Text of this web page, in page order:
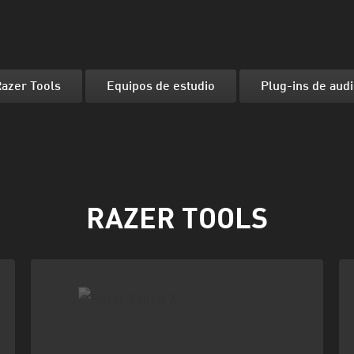
Tools Equipos de estudio Plug-ins de
RAZER TOOLS